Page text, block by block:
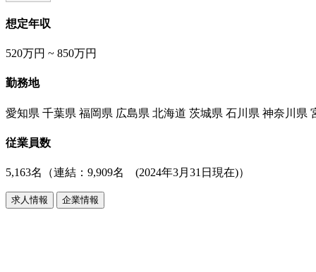
想定年収
520万円 ~ 850万円
勤務地
愛知県 千葉県 福岡県 広島県 北海道 茨城県 石川県 神奈川県
従業員数
5,163名（連結：9,909名 (2024年3月31日現在)）
求人情報 企業情報